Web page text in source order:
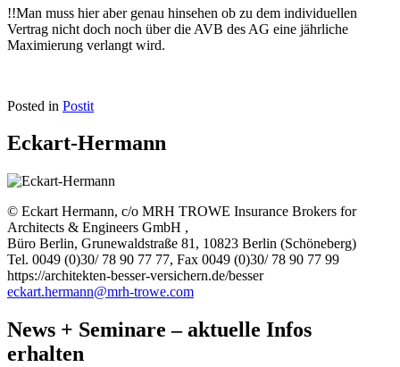
!!Man muss hier aber genau hinsehen ob zu dem individuellen
Vertrag nicht doch noch über die AVB des AG eine jährliche
Maximierung verlangt wird.
Posted in Postit
Eckart-Hermann
© Eckart Hermann, c/o MRH TROWE Insurance Brokers for
Architects & Engineers GmbH ,
Büro Berlin, Grunewaldstraße 81, 10823 Berlin (Schöneberg)
Tel. 0049 (0)30/ 78 90 77 77, Fax 0049 (0)30/ 78 90 77 99
https://architekten-besser-versichern.de/besser
eckart.hermann@mrh-trowe.com
News + Seminare – aktuelle Infos
erhalten